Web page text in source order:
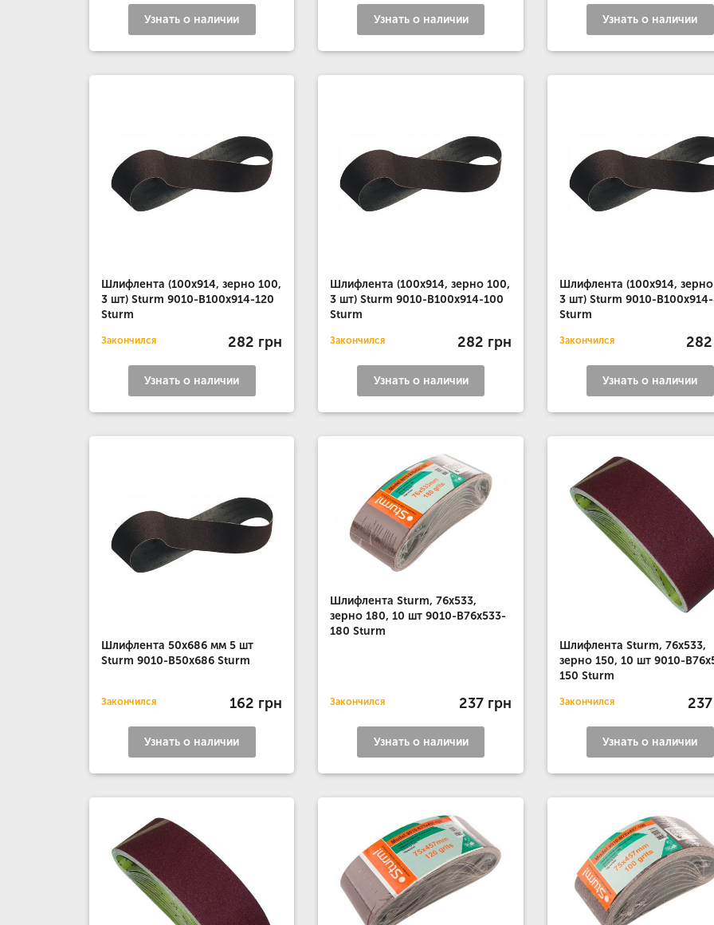
Узнать о наличии Узнать о наличии Узнать о наличии
Шлифлента (100x914, зерно 100,
3 шт) Sturm 9010-B100x914-120
Sturm
Закончился 282 грн
Узнать о наличии
Шлифлента (100x914, зерно 100,
3 шт) Sturm 9010-B100x914-100
Sturm
Закончился 282 грн
Узнать о наличии
Шлифлента (100x914,
3 шт) Sturm 9010-
Sturm
Закончился
Узнать о наличии
Шлифлента 50х686 мм 5 шт
Sturm 9010-B50x686 Sturm
Закончился 162 грн
Узнать о наличии
Шлифлента Sturm, 76x533,
зерно 180, 10 шт 9010-B76x533-
180 Sturm
Закончился 237 грн
Узнать о наличии
Шлифлента Sturm, 76x533,
зерно 150, 10 шт 9010-
150 Sturm
Закончился
Узнать о наличии